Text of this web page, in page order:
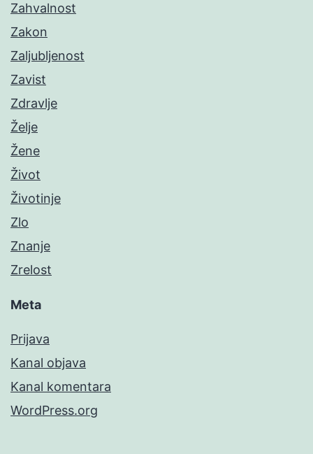
Zahvalnost
Zakon
Zaljubljenost
Zavist
Zdravlje
Želje
Žene
Život
Životinje
Zlo
Znanje
Zrelost
Meta
Prijava
Kanal objava
Kanal komentara
WordPress.org